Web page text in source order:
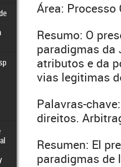
Área: Processo
Resumo: O
paradigmas da
atributos e da
vias legitimas
Palavras-
direitos.
Resumen: El
paradigmas de